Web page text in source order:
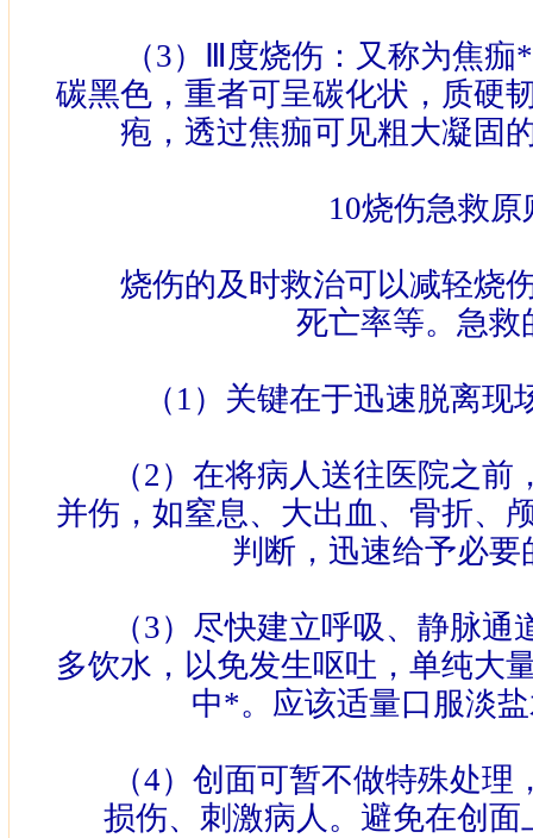
（3）
度烧伤：又称为焦
碳黑色，重者可呈碳化状，质硬
疱，透过焦痂可见粗大凝固
10烧伤急救原
烧伤的及时救治可以减轻烧伤
死亡率等。急救
（ 1 ）关键在于迅速脱离现
（2 ）在将病人送往医院之前
并伤，如窒息、大出血、骨折、
判断，迅速给予必要
（3）尽快建立呼吸、静脉通
多饮水，以免发生呕吐，单纯大
中*。应该适量口服淡
（4）创面可暂不做特殊处理
损伤、刺激病人。避免在创